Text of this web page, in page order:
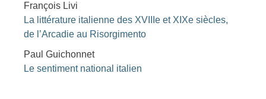
François Livi
La littérature italienne des XVIIIe et XIXe siècles,
de l’Arcadie au Risorgimento
Paul Guichonnet
Le sentiment national italien